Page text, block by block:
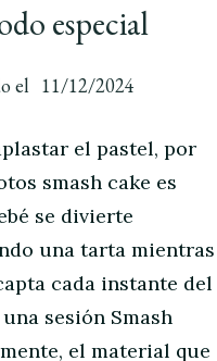
especial
el 11/12/2024
el pastel, por
smash cake es
se divierte
una tarta mientras
cada instante del
sesión Smash
el material que